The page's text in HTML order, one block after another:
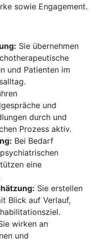
sowie Engagement.
Sie übernehmen
und Patienten im
und
durch und
Prozess aktiv.
Bei Bedarf
eine
Sie erstellen
Blick auf Verlauf,
wirken an
und